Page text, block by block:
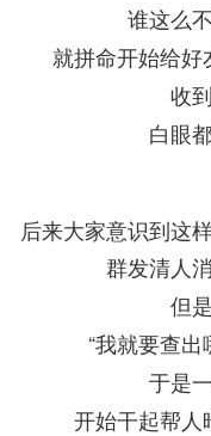
谁这么
就拼命开始给
收
白眼
后来大家意识到这
群发清人
但
“我就要查出
于是
开始干起帮人